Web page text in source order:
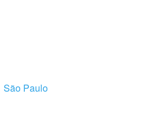
São Paulo